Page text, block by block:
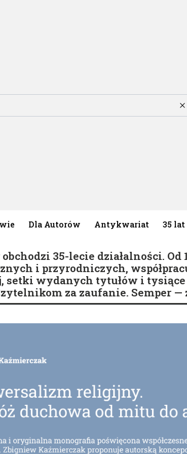
Dla Autorów Antykwariat 35 lat
35-lecie działalności.
i przyrodniczych,
setki wydanych tytułów i
za zaufanie. Semper